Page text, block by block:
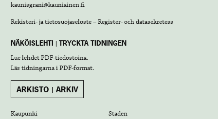
kaunisgrani@kauniainen.fi
Rekisteri- ja tietosuojaseloste – Register- och datasekretess
NÄKÖISLEHTI | TRYCKTA TIDNINGEN
Lue lehdetPDF-tiedostoina.
Läs tidningarna iPDF-format.
ARKISTO | ARKIV
Kaupunki
Staden